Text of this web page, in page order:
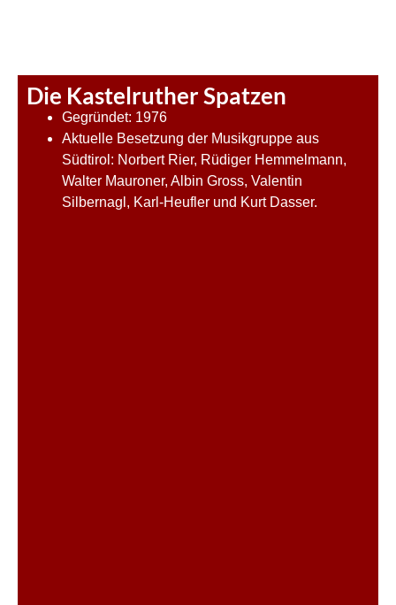
Die Kastelruther Spatzen
Gegründet: 1976
Aktuelle Besetzung der Musikgruppe aus
Südtirol: Norbert Rier, Rüdiger Hemmelmann,
Walter Mauroner, Albin Gross, Valentin
Silbernagl, Karl-Heufler und Kurt Dasser.